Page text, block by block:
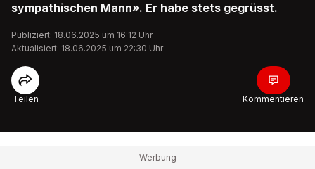
sympathischen Mann». Er habe stets gegrüsst.
Publiziert: 18.06.2025 um 16:12 Uhr
Aktualisiert: 18.06.2025 um 22:30 Uhr
Teilen Kommentieren